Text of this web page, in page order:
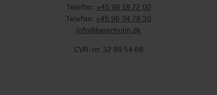
Telefon: +45 98 18 72 00
Telefax: +45 96 34 79 30
info@beierholm.dk
CVR-nr. 32 89 54 68